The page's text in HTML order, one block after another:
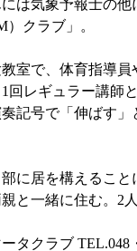
は気象予報士の他
クラブ」。
室で、体育指導員
回レギュラー講師
記号で「伸ばす
に居を構えること
と一緒に住む。2
タクラブ TEL.048